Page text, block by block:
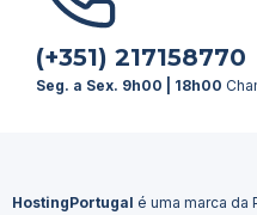
(+351) 217158770
Seg. a Sex. 9h00 | 18h00
HostingPortugal é uma marca da